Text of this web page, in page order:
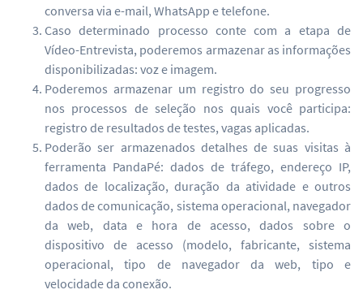
conversa via e-mail, WhatsApp e telefone.
Caso determinado processo conte com a etapa de
Vídeo-Entrevista, poderemos armazenar as informações
disponibilizadas: voz e imagem.
Poderemos armazenar um registro do seu progresso
nos processos de seleção nos quais você participa:
registro de resultados de testes, vagas aplicadas.
Poderão ser armazenados detalhes de suas visitas à
ferramenta PandaPé: dados de tráfego, endereço IP,
dados de localização, duração da atividade e outros
dados de comunicação, sistema operacional, navegador
da web, data e hora de acesso, dados sobre o
dispositivo de acesso (modelo, fabricante, sistema
operacional, tipo de navegador da web, tipo e
velocidade da conexão.